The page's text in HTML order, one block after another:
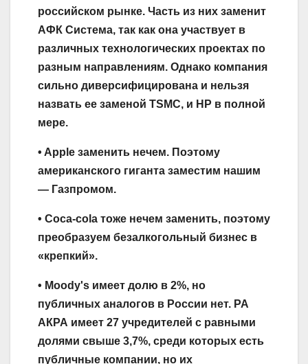
российском рынке. Часть из них заменит
АФК Система, так как она участвует в
различных технологических проектах по
разным направлениям. Однако компания
сильно диверсифицирована и нельзя
назвать ее заменой TSMC, и HP в полной
мере.
• Apple заменить нечем. Поэтому
американского гиганта заместим нашим
— Газпромом.
• Coca-cola тоже нечем заменить, поэтому
преобразуем безалкогольный бизнес в
«крепкий».
• Moody's имеет долю в 2%, но
публичных аналогов в России нет. РА
АКРА имеет 27 учредителей с равными
долями свыше 3,7%, среди которых есть
публичные компании, но их